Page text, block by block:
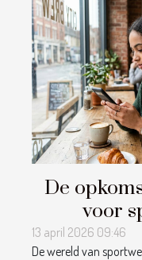
De
voor
13 april 2026 09:46
De wereld van